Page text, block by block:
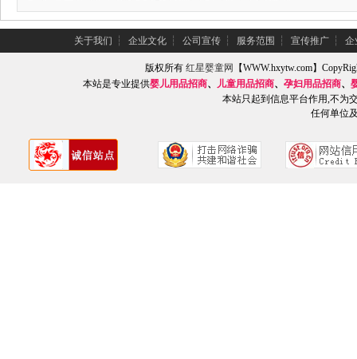
关于我们 ┆ 企业文化 ┆ 公司宣传 ┆ 服务范围 ┆ 宣传推广 ┆ 企
版权所有红星婴童网
【WWW.hxytw.com】
本站是专业提供婴儿用品招商、 儿童用品招商、 孕妇用品招商、
本站只起到信息平台作用,不为
任何单位